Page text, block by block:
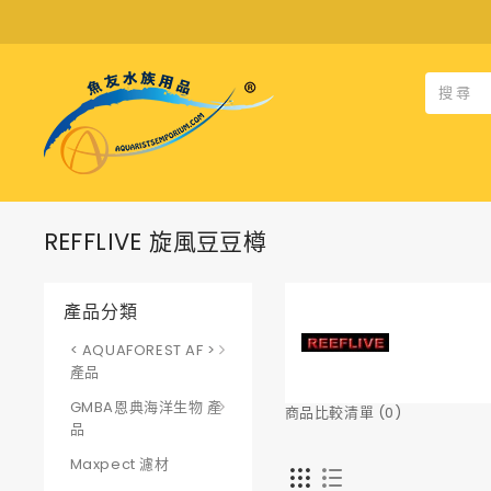
REFFLIVE 旋風豆豆樽
產品分類
< AQUAFOREST AF >
產品
GMBA恩典海洋生物 產
品
Maxpect 濾材
商品比較清單 (0)